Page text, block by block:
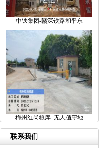
中铁集团-赣深铁路和平东
梅州红岗粮库_无人值守地
联系我们